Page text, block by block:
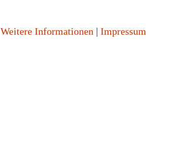
Weitere Informationen | Impressum